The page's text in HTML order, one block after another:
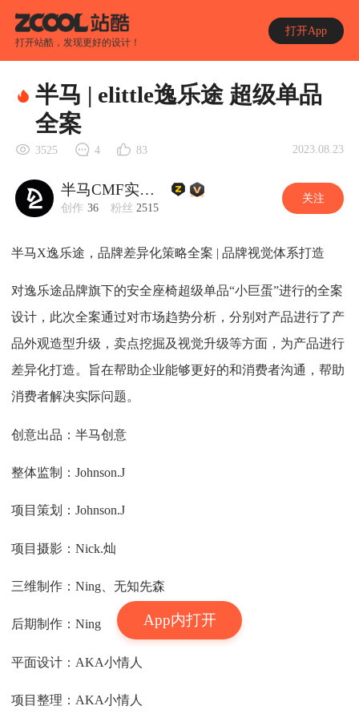
打开站酷，发现更好的设计！
打开App
App内打开
半马 | elittle逸乐途 超级单品
全案
3525 4 83 2023.08.23
半马CMF实验室
创作 36 粉丝 2515
关注
半马X逸乐途，品牌差异化策略全案 | 品牌视觉体系打造
对逸乐途品牌旗下的安全座椅超级单品“小巨蛋”进行的全案
设计，此次全案通过对市场趋势分析，分别对产品进行了产
品外观造型升级，卖点挖掘及视觉升级等方面，为产品进行
差异化打造。旨在帮助企业能够更好的和消费者沟通，帮助
消费者解决实际问题。
创意出品：半马创意
整体监制：Johnson.J
项目策划：Johnson.J
项目摄影：Nick.灿
三维制作：Ning、无知先森
后期制作：Ning
平面设计：AKA小情人
项目整理：AKA小情人